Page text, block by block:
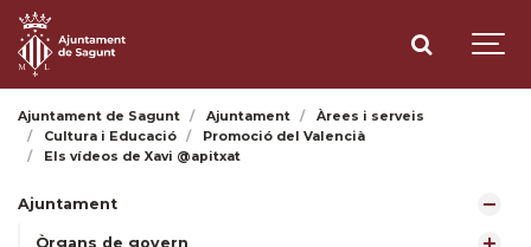
Ajuntament de Sagunt Ajuntament
Àrees i serveis
Cultura i Educació
Promoció del Valencià
Els vídeos de Xavi @apitxat
Ajuntament
Òrgans de govern